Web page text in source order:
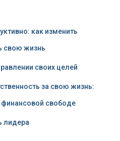
как изменить
свою жизнь
своих целей
за свою жизнь:
свободе
лидера